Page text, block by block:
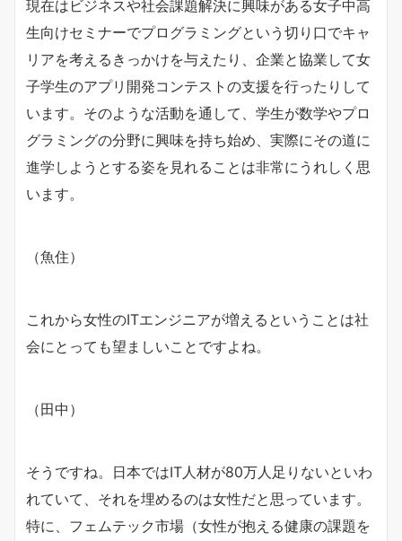
現在はビジネスや社会課題解決に興味がある女子中高
生向けセミナーでプログラミングという切り口でキャ
リアを考えるきっかけを与えたり、企業と協業して女
子学生のアプリ開発コンテストの支援を行ったりして
います。そのような活動を通して、学生が数学やプロ
グラミングの分野に興味を持ち始め、実際にその道に
進学しようとする姿を見れることは非常にうれしく思
います。
（魚住）
これから女性のITエンジニアが増えるということは社
会にとっても望ましいことですよね。
（田中）
そうですね。日本ではIT人材が80万人足りないといわ
れていて、それを埋めるのは女性だと思っています。
特に、フェムテック市場（女性が抱える健康の課題を